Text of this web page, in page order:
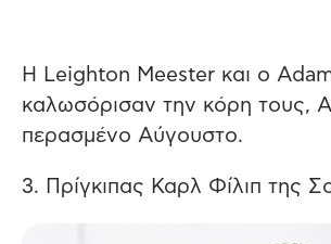
Η Leighton Meester και ο
καλωσόρισαν την κόρη τους,
περασμένο Αύγουστο.
3. Πρίγκιπας Καρλ Φίλιπ της